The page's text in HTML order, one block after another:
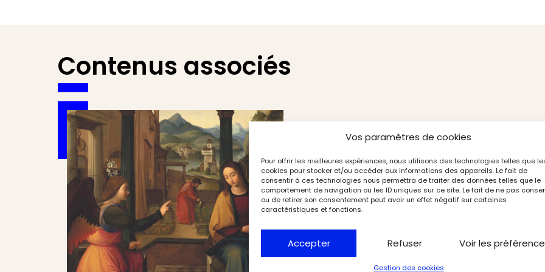
Vos paramètres de cookies
Pour offrir les meilleures expériences, nous utilisons des technologies telles que
cookies pour stocker et/ou accéder aux informations des appareils. Le fait de
consentir à ces technologies nous permettra de traiter des données telles que le
comportement de navigation ou les ID uniques sur ce site. Le fait de ne pas
ou de retirer son consentement peut avoir un effet négatif sur certaines
caractéristiques et fonctions.
Accepter Refuser Voir les
Gestion des cookies
Contenus associés